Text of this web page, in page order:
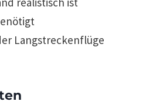
Langstreckenflüge